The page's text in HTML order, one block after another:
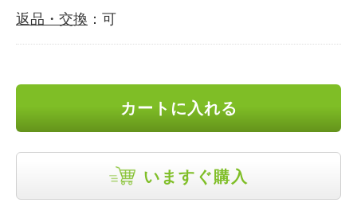
返品・交換 ：可
カートに入れる
いますぐ購入